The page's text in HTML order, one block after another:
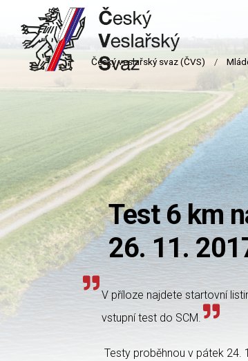
Test 6 km
26. 11.
V příloze najdete startovní
vstupní test do SCM.
Testy proběhnou v pátek 24.